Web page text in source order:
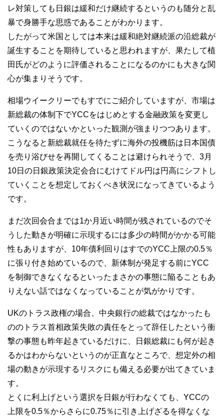
レ対策しても日銀は緩和だけ継続するというのも随分と乱
暴で身勝手な思惑であることがわかります。
したがって米国としては本来は緩和絶対継続派の沿総裁が
誕生することを期待していると思われますが、果たして植
田氏がどのように評価されることになるのかにも大きな関
心が集まりそうです。
相場ウイークリーでもすでにご紹介していますが、市場は
新総裁の体制下でYCCをはじめとする金融政策を変更し
ていくのではないかといった観測が強まりつつあります。
こうなると新総裁就任を待たずに海外の投機筋は日本国債
を売り浴びせを再開してくることは避けられそうで、3月
10日の日銀政策決定会合にむけてドル円は円高にシフトし
ていくことを想定しておくべき状況になってきているよう
です。
まだ次回会合までは1か月近い時間が残されているのでそ
うした動きが明確に示現するには多少の時間がかかる可能
性もありますが、10年債利回りはすでのYCC上限の0.5％
に張り付き始めているので、新体制が発足する前にYCC
を制御できなくなるといったまさかの事態に陥ることもあ
りえない話ではなくなっていることが気がかりです。
UKのトラス政権の場合、中央銀行の総裁ではなかったも
ののトラス首相政策失敗の責任をとって辞任したという衝
撃の事態も昨年起きているだけに、日銀総裁にも何が起き
るかはわからないというのが正直なところで、想定外の相
場の動きが示現するリスクにも備える必要が出てきていま
す。
とくに利上げという選択を日銀が行わなくても、YCCの
上限を0.5％からさらに0.75％に引き上げざるを得なくな